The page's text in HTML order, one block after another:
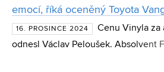
emocí, říká oceněný Toyota
16. PROSINCE 2024
Cenu Vinyla za
odnesl Václav Peloušek. Absolvent